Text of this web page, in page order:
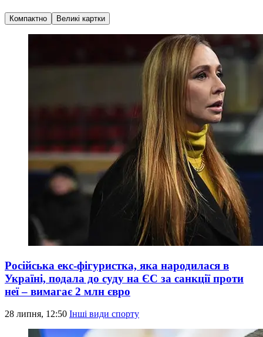
Компактно Великі картки
Російська екс-фігуристка, яка народилася в
Україні, подала до суду на ЄС за санкції проти
неї – вимагає 2 млн євро
28 липня, 12:50 Інші види спорту